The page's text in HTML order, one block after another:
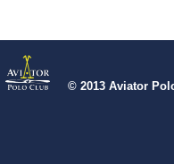
© 2013 Aviator